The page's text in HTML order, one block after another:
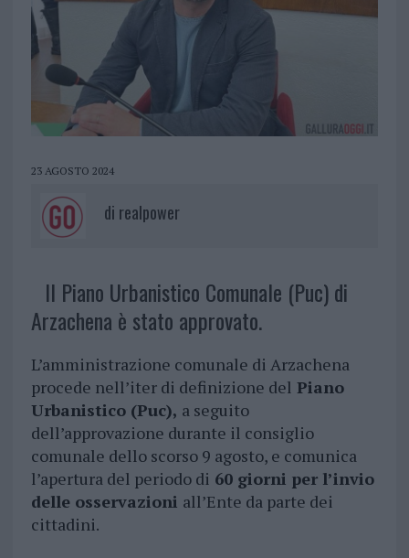
23 AGOSTO 2024
di realpower
Il Piano Urbanistico Comunale (Puc) di
Arzachena è stato approvato.
L’amministrazione comunale di Arzachena
procede nell’iter di definizione del Piano
Urbanistico (Puc), a seguito
dell’approvazione durante il consiglio
comunale dello scorso 9 agosto, e comunica
l’apertura del periodo di 60 giorni per l’invio
delle osservazioni all’Ente da parte dei
cittadini.